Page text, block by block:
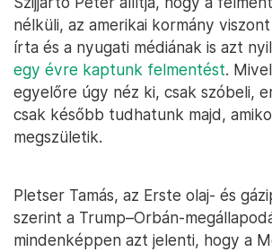
nélküli, az amerikai kormány
írta és a nyugati médiának is azt
egy évre kaptunk felmentést.
egyelőre úgy néz ki, csak szóbeli,
csak később tudhatunk majd,
megszületik.
Pletser Tamás, az Erste olaj- és
szerint a Trump–Orbán-
mindenképpen azt jelenti, hogy a